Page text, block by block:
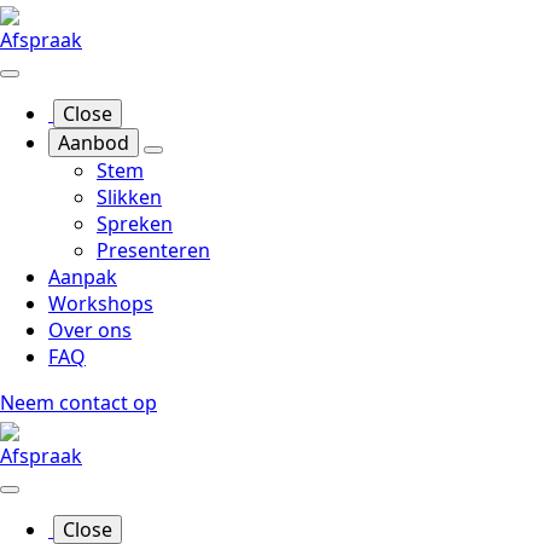
Afspraak
Close
Aanbod
Stem
Slikken
Spreken
Presenteren
Aanpak
Workshops
Over ons
FAQ
Neem contact op
Afspraak
Close